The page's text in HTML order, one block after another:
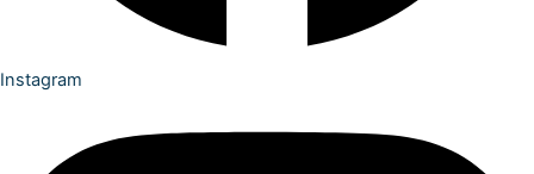
Instagram